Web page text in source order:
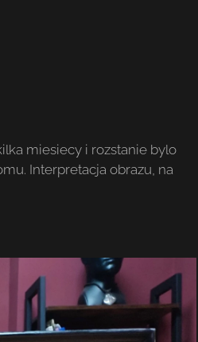
miesiecy i rozstanie bylo
Interpretacja obrazu, na